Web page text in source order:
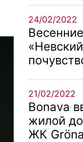
24/02/2022
21/02/2022
Bonava
жилой
ЖК